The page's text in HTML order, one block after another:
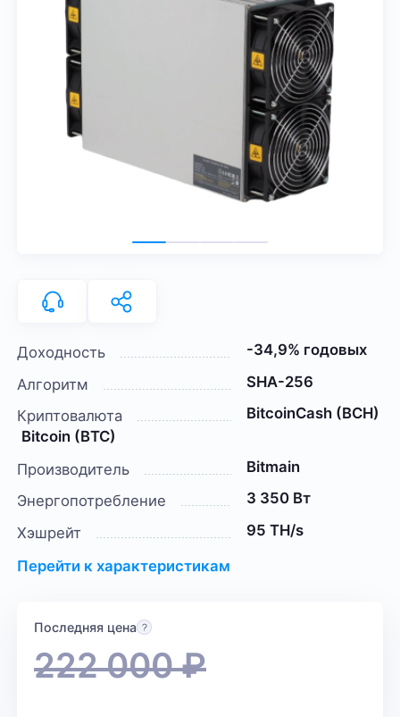
Доходность
-34,9% годовых
Алгоритм
SHA-256
Криптовалюта
BitcoinCash (BCH)
Bitcoin (BTC)
Производитель
Bitmain
Энергопотребление
3 350 Вт
Хэшрейт
95 TH/s
Перейти к характеристикам
Последняя цена
222 000₽